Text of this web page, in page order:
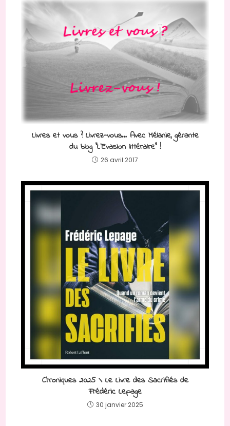
Livres et vous ? Livrez-vous… Avec Mélanie, gérante
du blog “L’Evasion littéraire” !
26 avril 2017
Chroniques 2025 \ Le Livre des Sacrifiés de
Frédéric Lepage
30 janvier 2025